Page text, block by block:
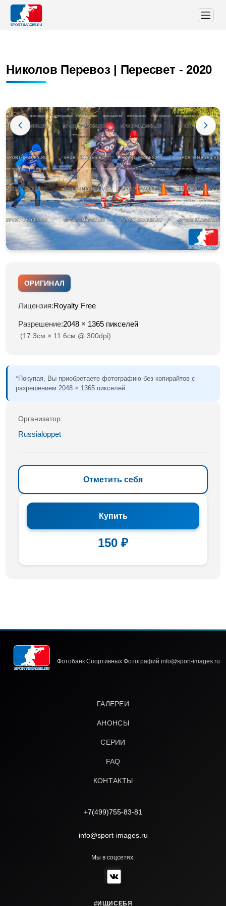
Николов Перевоз | Пересвет - 2020
ОРИГИНАЛ
Лицензия:Royalty Free
Разрешение:2048 × 1365 пикселей
(17.3см × 11.6см @ 300dpi)
*Покупая, Вы приобретаете фотографию без копирайтов с
разрешением 2048 × 1365 пикселей.
Организатор:
Russialoppet
Отметить себя
Купить
150 ₽
Фотобанк Спортивных Фотографий info@sport-images.ru
ГАЛЕРЕИ
АНОНСЫ
СЕРИИ
FAQ
КОНТАКТЫ
+7(499)755-83-81
info@sport-images.ru
Мы в соцсетях:
#ИЩИСЕБЯ